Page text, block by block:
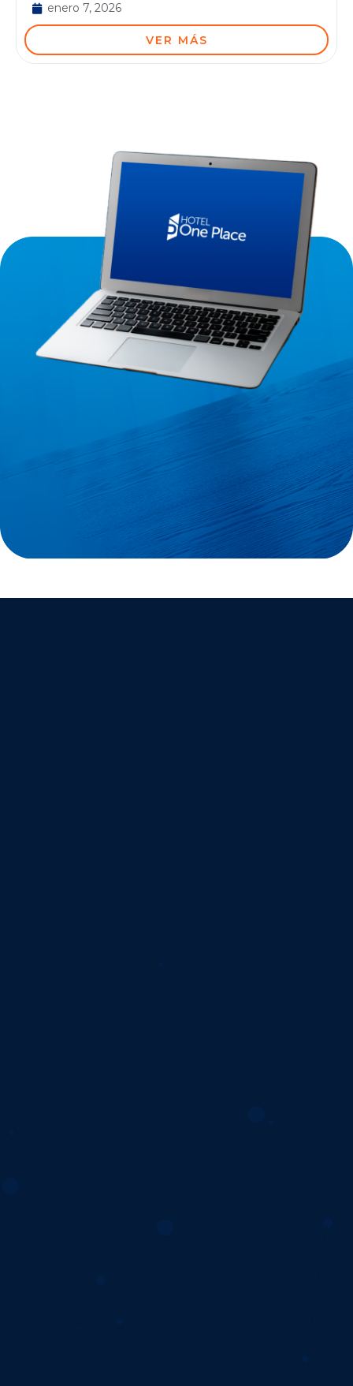
enero 7, 2026
VER MÁS